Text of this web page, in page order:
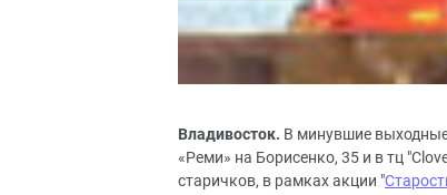
Владивосток. В минувшие
«Реми» на Борисенко, 35 и в тц
старичков, в рамках акции "